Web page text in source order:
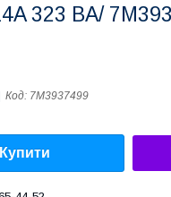
323 BA/
Код: 7M3937499
Купити